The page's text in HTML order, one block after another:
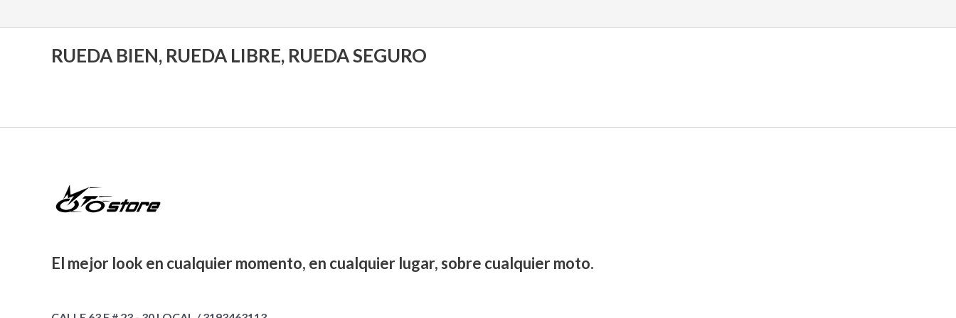
RUEDA BIEN, RUEDA LIBRE, RUEDA SEGURO
El mejor look en cualquier momento, en cualquier lugar, sobre cualquier moto.